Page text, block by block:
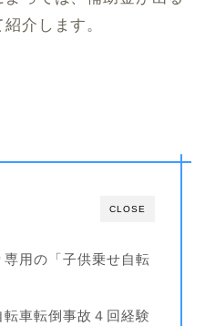
介します。
CLOSE
用の「子供乗せ自転
車転倒事故４回経験